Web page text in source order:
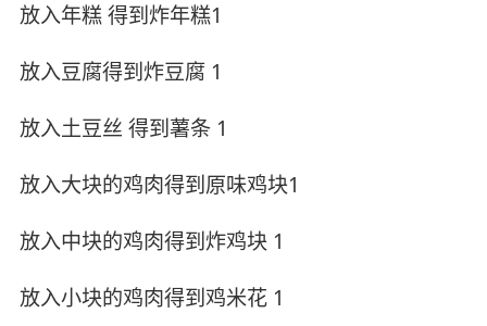
放入年糕 得到炸年糕1
放入豆腐得到炸豆腐 1
放入土豆丝 得到薯条 1
放入大块的鸡肉得到原味鸡块1
放入中块的鸡肉得到炸鸡块 1
放入小块的鸡肉得到鸡米花 1